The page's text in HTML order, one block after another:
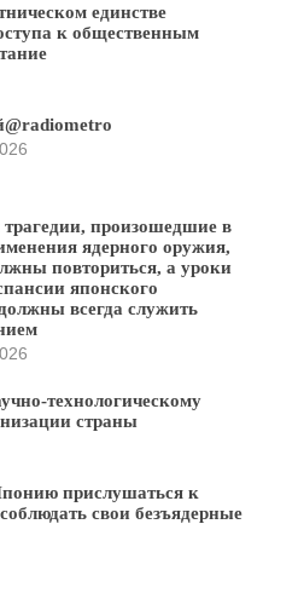
единстве
к общественным
произошедшие в
ядерного оружия,
повториться, а уроки
японского
всегда служить
технологическому
страны
прислушаться к
свои безъядерные